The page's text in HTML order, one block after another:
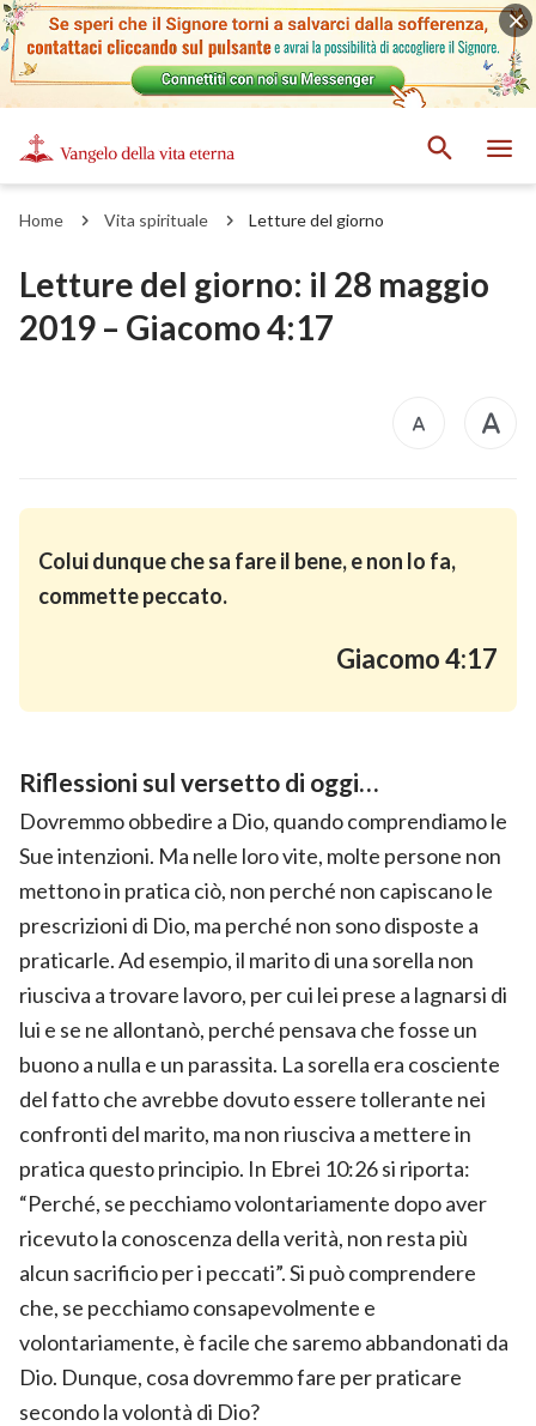
Home Vita spirituale Letture del giorno
Letture del giorno: il 28 maggio
2019 – Giacomo 4:17
Colui dunque che sa fare il bene, e non lo fa,
commette peccato.
Giacomo 4:17
Riflessioni sul versetto di oggi…
Dovremmo obbedire a Dio, quando comprendiamo le
Sue intenzioni. Ma nelle loro vite, molte persone non
mettono in pratica ciò, non perché non capiscano le
prescrizioni di Dio, ma perché non sono disposte a
praticarle. Ad esempio, il marito di una sorella non
riusciva a trovare lavoro, per cui lei prese a lagnarsi di
lui e se ne allontanò, perché pensava che fosse un
buono a nulla e un parassita. La sorella era cosciente
del fatto che avrebbe dovuto essere tollerante nei
confronti del marito, ma non riusciva a mettere in
pratica questo principio. In Ebrei 10:26 si riporta:
“Perché, se pecchiamo volontariamente dopo aver
ricevuto la conoscenza della verità, non resta più
alcun sacrificio per i peccati”. Si può comprendere
che, se pecchiamo consapevolmente e
volontariamente, è facile che saremo abbandonati da
Dio. Dunque, cosa dovremmo fare per praticare
secondo la volontà di Dio?